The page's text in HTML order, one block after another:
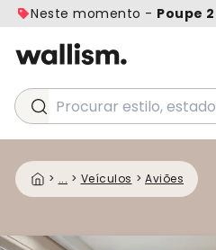
Neste momento - Poupe
Procurar estilo, estado de
> ... > Veículos > Aviões